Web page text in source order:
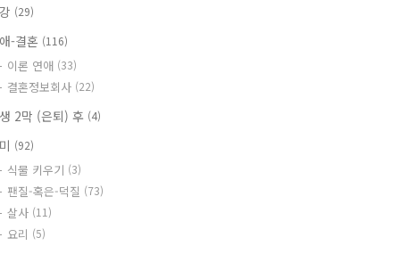
(29)
-결혼 (116)
이론 연애 (33)
결혼정보회사 (22)
2막 (은퇴) 후 (4)
(92)
식물 키우기 (3)
팬질-혹은-덕질 (73)
살사 (11)
요리 (5)